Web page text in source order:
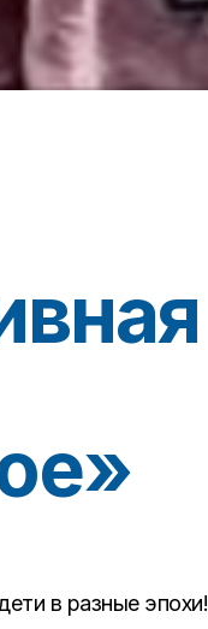
в разные эпохи!